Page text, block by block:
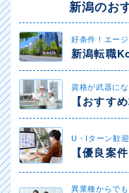
新潟のお
好条件！エー
新潟転職
資格が武器に
【おすす
U・Iターン歓
【優良案
異業種からで